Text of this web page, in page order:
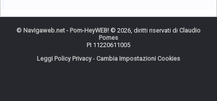
© Navigaweb.net - Pom-HeyWEB! © 2026, diritti riservati di Claudio
Pomes
PI 11220611005
Leggi Policy Privacy- Cambia Impostazioni Cookies